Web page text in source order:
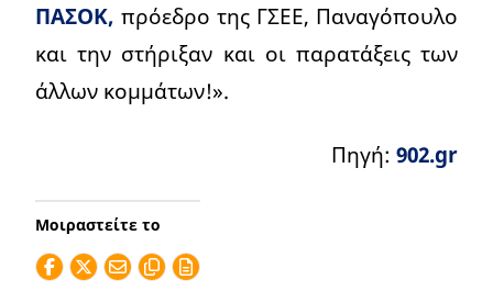
ΠΑΣΟΚ, πρόεδρο της ΓΣΕΕ, Παναγόπουλο
και την στήριξαν και οι παρατάξεις των
άλλων κομμάτων!».
Πηγή: 902.gr
Μοιραστείτε το